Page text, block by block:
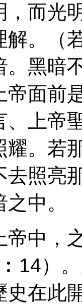
，而光
解。（
。黑暗
帝面前
、上帝
耀。若
去照亮
中。
帝中，
）
史在此